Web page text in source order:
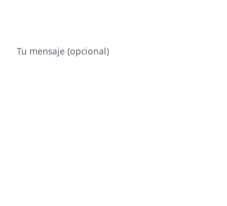
Tu mensaje (opcional)